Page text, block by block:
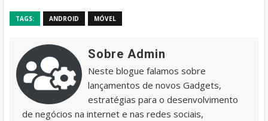
TAGS: ANDROID MÓVEL
Sobre Admin
Neste blogue falamos sobre
lançamentos de novos Gadgets,
estratégias para o desenvolvimento
de negócios na internet e nas redes sociais,